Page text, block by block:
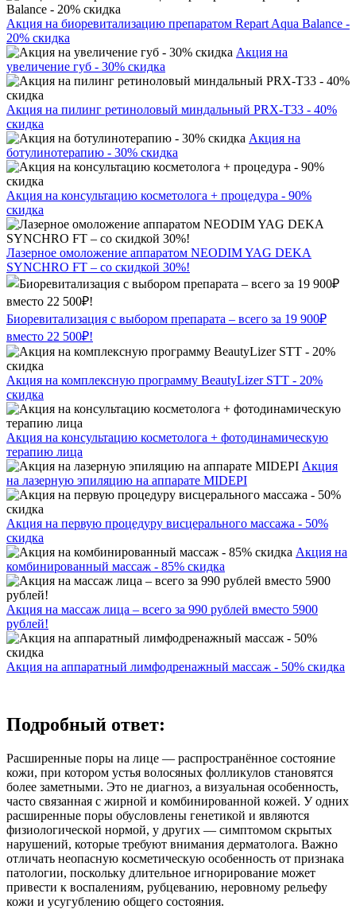
Акция на биоревитализацию препаратом Repart Aqua Balance -
20% скидка
Акция на
увеличение губ - 30% скидка
Акция на пилинг ретиноловый миндальный PRX-T33 - 40%
скидка
Акция на
ботулинотерапию - 30% скидка
Акция на консультацию косметолога + процедура - 90%
скидка
Лазерное омоложение аппаратом NEODIM YAG DEKA
SYNCHRO FT – со скидкой 30%!
Биоревитализация с выбором препарата – всего за 19 900₽
вместо 22 500₽!
Акция на комплексную программу BeautyLizer STT - 20%
скидка
Акция на консультацию косметолога + фотодинамическую
терапию лица
Акция
на лазерную эпиляцию на аппарате MIDEPI
Акция на первую процедуру висцерального массажа - 50%
скидка
Акция на
комбинированный массаж - 85% скидка
Акция на массаж лица – всего за 990 рублей вместо 5900
рублей!
Акция на аппаратный лимфодренажный массаж - 50% скидка
Подробный ответ:
Расширенные поры на лице — распространённое состояние
кожи, при котором устья волосяных фолликулов становятся
более заметными. Это не диагноз, а визуальная особенность,
часто связанная с жирной и комбинированной кожей. У одних
расширенные поры обусловлены генетикой и являются
физиологической нормой, у других — симптомом скрытых
нарушений, которые требуют внимания дерматолога. Важно
отличать неопасную косметическую особенность от признака
патологии, поскольку длительное игнорирование может
привести к воспалениям, рубцеванию, неровному рельефу
кожи и усугублению общего состояния.